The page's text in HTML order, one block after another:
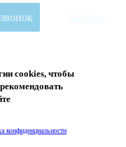
cookies, чтобы
конфиденциальности